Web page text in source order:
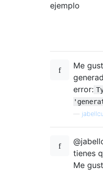
ejemplo
Me
error:
jabellcu
tienes
Me